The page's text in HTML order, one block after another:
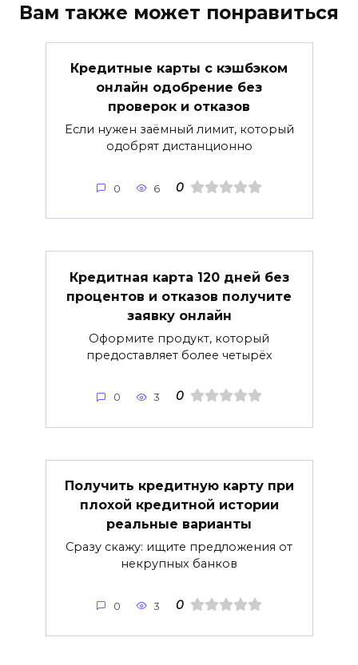
Вам также может понравиться
Кредитные карты с кэшбэком
онлайн одобрение без
проверок и отказов
Если нужен заёмный лимит, который
одобрят дистанционно
0 6 0
Кредитная карта 120 дней без
процентов и отказов получите
заявку онлайн
Оформите продукт, который
предоставляет более четырёх
0 3 0
Получить кредитную карту при
плохой кредитной истории
реальные варианты
Сразу скажу: ищите предложения от
некрупных банков
0 3 0